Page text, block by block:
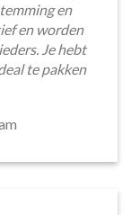
en
en worden
Je hebt
te pakken